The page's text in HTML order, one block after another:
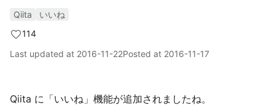
Qiita
いいね
114
Last updated at 2016-11-22Posted at 2016-11-17
Qiita に「いいね」機能が追加されましたね。